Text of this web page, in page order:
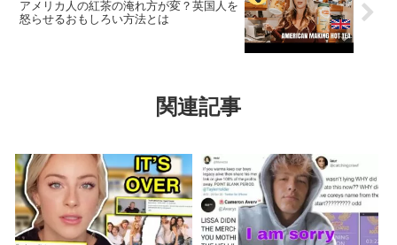
アメリカ人の紅茶の淹れ方が変？英国人を
怒らせるおもしろい方法とは
関連記事